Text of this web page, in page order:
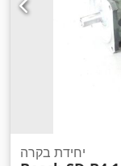
יחידת בקרה